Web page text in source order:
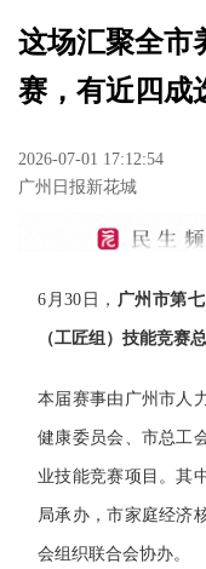
这场汇聚全市
赛，有近四成
2026-07-01 17:12:54
广州日报新花城
6月30日， 广州市第
（工匠组）技能竞赛
本届赛事由广州市人
健康委员会、市总工
业技能竞赛项目。其
局承办，市家庭经济
会组织联合会协办。